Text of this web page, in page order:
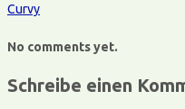
Curvy
No comments yet.
Schreibe einen